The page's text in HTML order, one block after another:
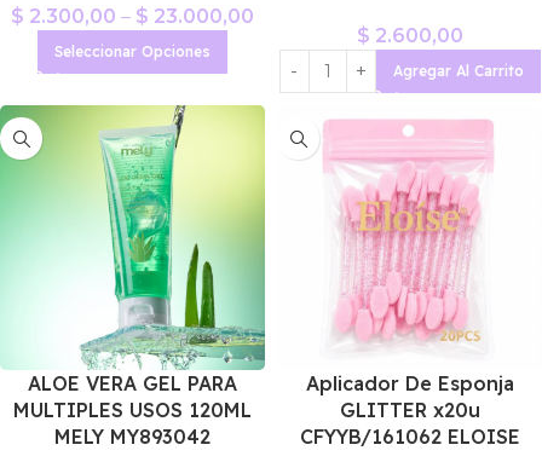
$ 2.300,00 – $ 23.000,00
Seleccionar Opciones
$ 2.600,00
Agregar Al Carrito
ALOE VERA GEL PARA
MULTIPLES USOS 120ML
MELY MY893042
Aplicador De Esponja
GLITTER x20u
CFYYB/161062 ELOISE